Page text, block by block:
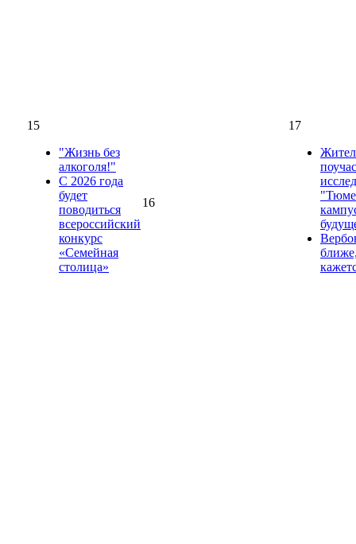
15
"Жизнь без
алкоголя!"
С 2026 года
будет
поводиться
всероссийский
конкурс
«Семейная
столица»
16
17